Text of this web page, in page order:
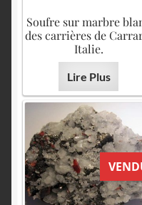
Soufre sur marbre
des carrières de
Italie.
Lire Plus